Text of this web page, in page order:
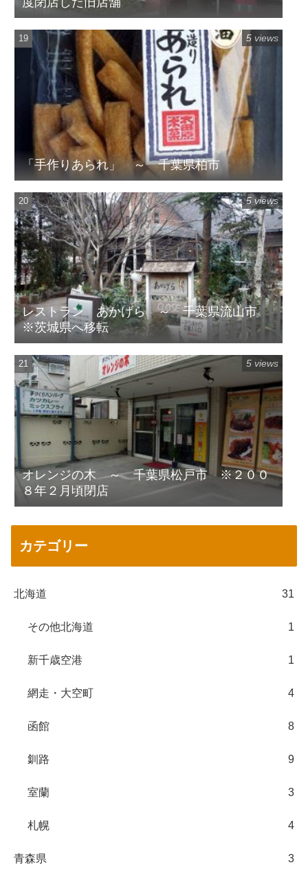
「手作りあられ」 ～ 千葉県柏市
5 views
レストラン あかげら ～ 千葉県流山市
※茨城県へ移転
5 views
オレンジの木 ～ 千葉県松戸市 ※２００
８年２月頃閉店
5 views
カテゴリー
北海道 31
その他北海道 1
新千歳空港 1
網走・大空町 4
函館 8
釧路 9
室蘭 3
札幌 4
青森県 3